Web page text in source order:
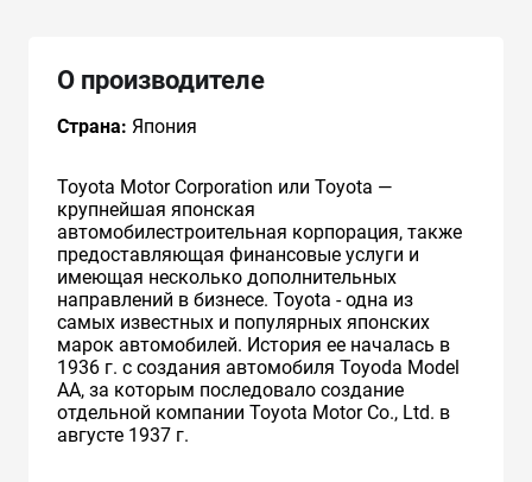
О производителе
Страна: Япония
Toyota Motor Corporation или Toyota —
крупнейшая японская
автомобилестроительная корпорация, также
предоставляющая финансовые услуги и
имеющая несколько дополнительных
направлений в бизнесе. Toyota - одна из
самых известных и популярных японских
марок автомобилей. История ее началась в
1936 г. с создания автомобиля Toyoda Model
AA, за которым последовало создание
отдельной компании Toyota Motor Co., Ltd. в
августе 1937 г.